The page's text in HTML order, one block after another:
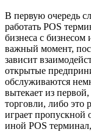
В первую очередь
работать POS
бизнеса с бизнесом
важный момент,
зависит
открытые
обслуживаются
вытекает из
торговли, либо это
играет пропускной
иной POS